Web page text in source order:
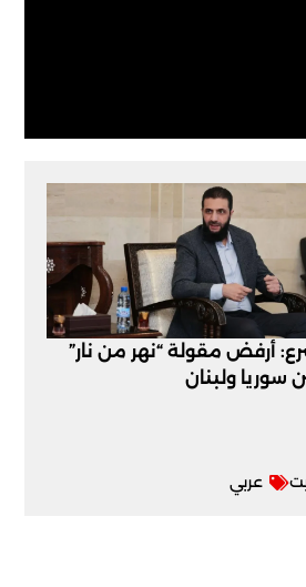
أرفض مقولة “نهر من نار”
سوريا ولبنان
عربي